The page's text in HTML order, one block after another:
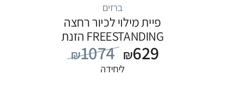
ברזים
פיית מילוי לכיור רחצה
FREESTANDING הזנת
מים מהרצפה, סדרה
FLOW: לבן
₪1074 ₪629
ליחידה